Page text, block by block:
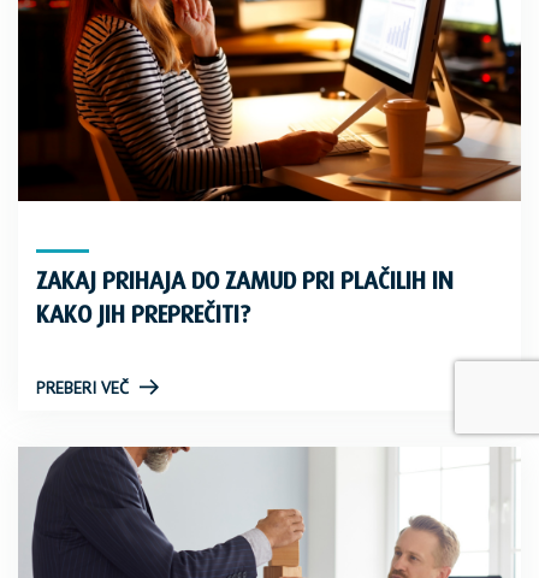
ZAKAJ PRIHAJA DO ZAMUD PRI PLAČILIH IN
KAKO JIH PREPREČITI?
PREBERI VEČ